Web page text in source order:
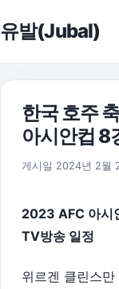
유발(Jubal)
한국 호주
아시안컵 8
게시일 2024년 2월
2023 AFC 아시
TV방송 일정
위르겐 클린스